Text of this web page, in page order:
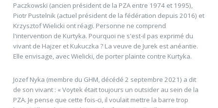
Paczkowski (ancien président de la PZA entre 1974 et 1995),
Piotr Pustelnik (actuel président de la fédération depuis 2016) et
Krzysztof Wielicki ont réagi. Personne ne comprend
l'intervention de Kurtyka. Pourquoi ne s'est-il pas exprimé du
vivant de Hajzer et Kukuczka ? La veuve de Jurek est anéantie.
Elle envisage, avec Wielicki, de porter plainte contre Kurtyka.
Jozef Nyka (membre du GHM, décédé 2 septembre 2021) a dit
de son vivant : « Voytek était toujours un outsider au sein de la
PZA. Je pense que cette fois-ci, il voulait mettre la barre trop